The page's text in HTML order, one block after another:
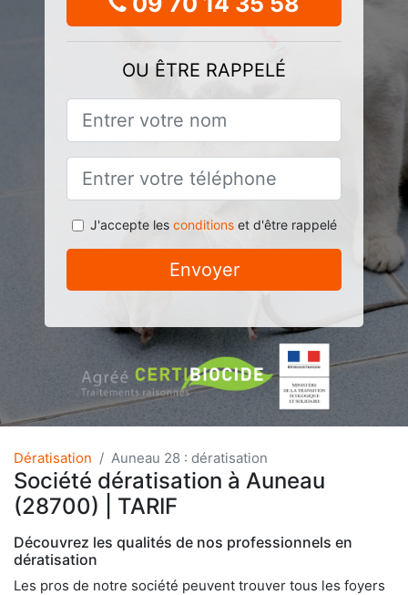
OU ÊTRE RAPPELÉ
J'accepte les conditionset d'être rappelé
Envoyer
Dératisation Auneau 28 : dératisation
Société dératisation à Auneau
(28700) | TARIF
Découvrez les qualités de nos professionnels en
dératisation
Les pros de notre société peuvent trouver tous les foyers